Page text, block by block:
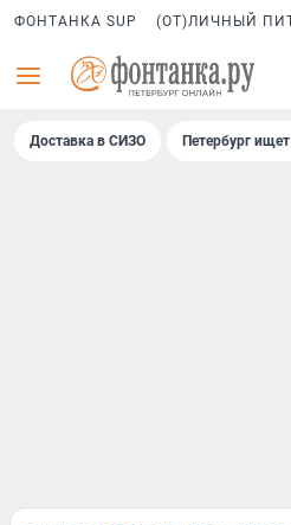
ФОНТАНКА SUP (ОТ)ЛИЧНЫЙ
Доставка в СИЗО Петербург